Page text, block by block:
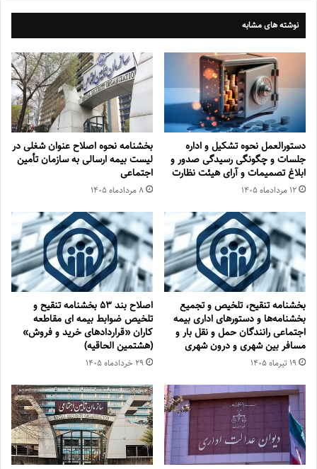
نوشته های مشابه
دستورالعمل نحوه تشکیل و اداره
جلسات و چگونگی رسیدگی صدور و
‏ابلاغ تصمیمات و‎ ‎آرای هیئت نظارت
۱۲ مرداد‌ماه ۱۴۰۵
بخشنامه نحوه اصلاح عنوان شغلی در
لیست بیمه ارسالی به سازمان تأمین
اجتماعی
۸ مرداد‌ماه ۱۴۰۵
بخشنامه تنقیح، تلخیص و تجمیع
بخشنامه‌‌ها و دستورهای اداری بیمه
اجتماعی رانندگان حمل و نقل بار و
مسافر بین شهری و درون شهری
۱۹ تیر‌ماه ۱۴۰۵
اصلاح بند ۵۳ بخشنامه تنقیح و
تلخیص ضوابط بیمه ای مقاطعه
کاران «قراردادهای خرید و فروش»
(هشتمین الحاقیه)
۲۹ خرداد‌ماه ۱۴۰۵